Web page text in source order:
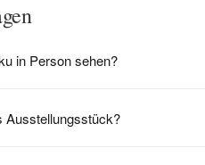
in Person sehen?
Ausstellungsstück?